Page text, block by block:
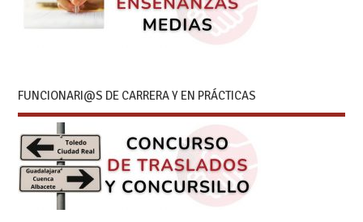
FUNCIONARI@S DE CARRERA Y EN PRÁCTICAS